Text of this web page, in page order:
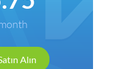
Alın
Cancel anytime.